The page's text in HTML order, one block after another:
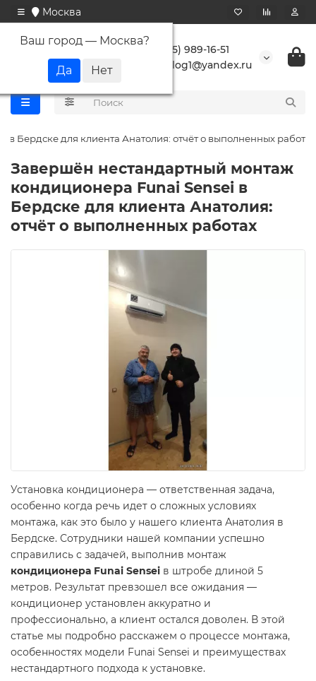
Москва
Ваш город — Москва?
+7 (495) 989-16-51
buranlog1@yandex.ru
для клиента Анатолия: отчёт о выполненных работах
Завершён нестандартный монтаж
кондиционера Funai Sensei в
Бердске для клиента Анатолия:
отчёт о выполненных работах
Установка кондиционера — ответственная задача,
особенно когда речь идет о сложных условиях
монтажа, как это было у нашего клиента Анатолия в
Бердске. Сотрудники нашей компании успешно
справились с задачей, выполнив монтаж
кондиционера Funai Sensei в штробе длиной 5
метров. Результат превзошел все ожидания —
кондиционер установлен аккуратно и
профессионально, а клиент остался доволен. В этой
статье мы подробно расскажем о процессе монтажа,
особенностях модели Funai Sensei и преимуществах
нестандартного подхода к установке.